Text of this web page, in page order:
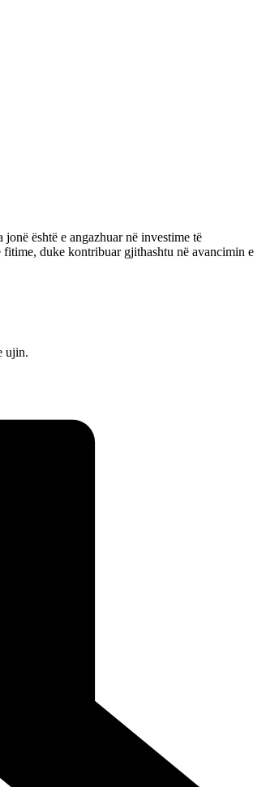
është e angazhuar në investime të
duke kontribuar gjithashtu në avancimin e
ujin.